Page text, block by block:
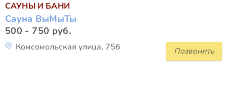
САУНЫ И БАНИ
Сауна ВыМыТы
500 - 750 руб.
Позвонить
Комсомольская улица, 75б